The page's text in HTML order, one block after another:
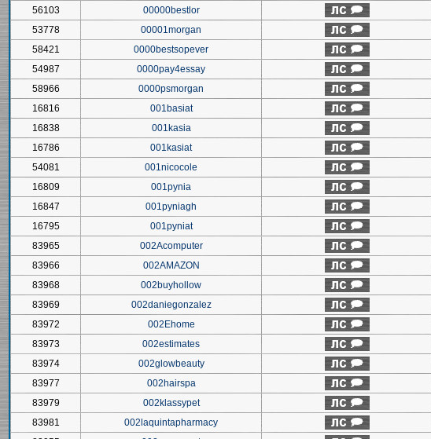
56103
00000bestlor
53778
00001morgan
58421
0000bestsopever
54987
0000pay4essay
58966
0000psmorgan
16816
001basiat
16838
001kasia
16786
001kasiat
54081
001nicocole
16809
001pynia
16847
001pyniagh
16795
001pyniat
83965
002Acomputer
83966
002AMAZON
83968
002buyhollow
83969
002daniegonzalez
83972
002Ehome
83973
002estimates
83974
002glowbeauty
83977
002hairspa
83979
002klassypet
83981
002laquintapharmacy